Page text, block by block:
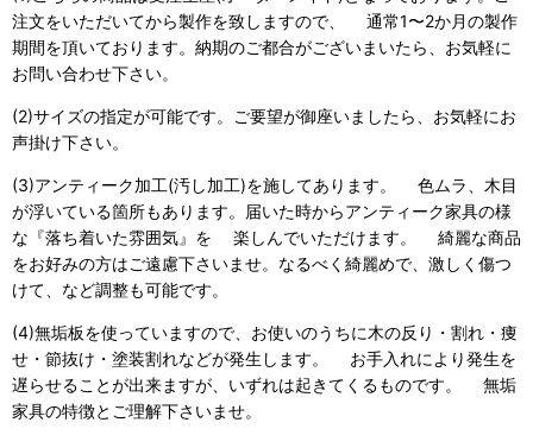
注文をいただいてから製作を致しますので、 通常1〜2か月の製作
期間を頂いております。納期のご都合がございまいたら、お気軽に
お問い合わせ下さい。
(2)サイズの指定が可能です。ご要望が御座いましたら、お気軽にお
声掛け下さい。
(3)アンティーク加工(汚し加工)を施してあります。 色ムラ、木目
が浮いている箇所もあります。届いた時からアンティーク家具の様
な『落ち着いた雰囲気』を 楽しんでいただけます。 綺麗な商品
をお好みの方はご遠慮下さいませ。なるべく綺麗めで、激しく傷つ
けて、など調整も可能です。
(4)無垢板を使っていますので、お使いのうちに木の反り・割れ・痩
せ・節抜け・塗装割れなどが発生します。 お手入れにより発生を
遅らせることが出来ますが、いずれは起きてくるものです。 無垢
家具の特徴とご理解下さいませ。